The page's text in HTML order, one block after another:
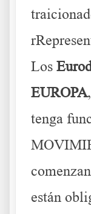
Los
EUROPA
tenga
están